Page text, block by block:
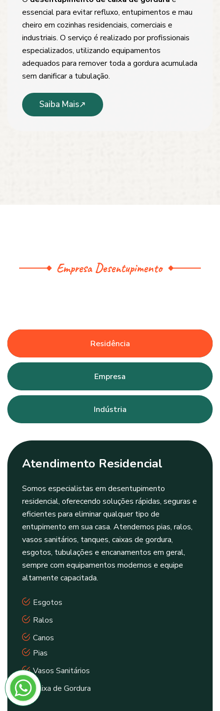
essencial para evitar refluxo, entupimentos e mau
cheiro em cozinhas residenciais, comerciais e
industriais. O serviço é realizado por profissionais
especializados, utilizando equipamentos
adequados para remover toda a gordura acumulada
sem danificar a tubulação.
Saiba Mais
Empresa Desentupimento
Residência
Empresa
Indústria
Atendimento Residencial
Somos especialistas em desentupimento
residencial, oferecendo soluções rápidas, seguras e
eficientes para eliminar qualquer tipo de
entupimento em sua casa. Atendemos pias, ralos,
vasos sanitários, tanques, caixas de gordura,
esgotos, tubulações e encanamentos em geral,
sempre com equipamentos modernos e equipe
altamente capacitada.
Esgotos
Ralos
Canos
Pias
Vasos Sanitários
Caixa de Gordura